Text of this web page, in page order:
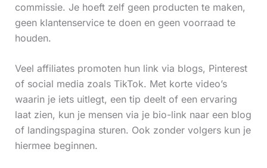
commissie. Je hoeft zelf geen producten te maken,
geen klantenservice te doen en geen voorraad te
houden.
Veel affiliates promoten hun link via blogs, Pinterest
of social media zoals TikTok. Met korte video’s
waarin je iets uitlegt, een tip deelt of een ervaring
laat zien, kun je mensen via je bio-link naar een blog
of landingspagina sturen. Ook zonder volgers kun je
hiermee beginnen.